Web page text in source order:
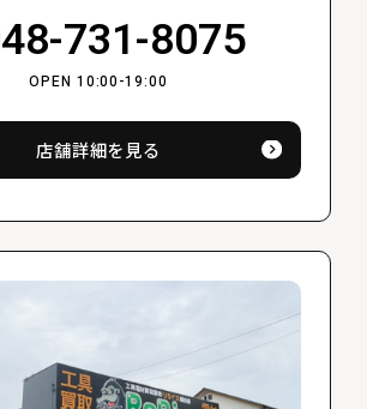
731-8075
OPEN 10:00-19:00
店舗詳細を見る